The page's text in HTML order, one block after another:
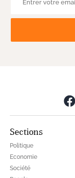
Sections
Politique
Economie
Société